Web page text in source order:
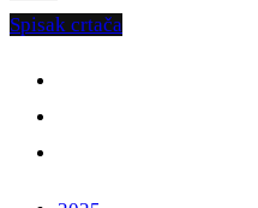
Spisak crtača